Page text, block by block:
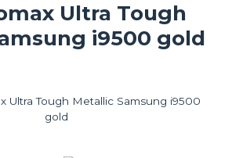
Ultra Tough
i9500 gold